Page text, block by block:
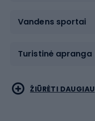
Vandens sportai
Turistinė apranga
Bėgimas
Koviniai sportai
ŽIŪRĖTI DAUGIAU